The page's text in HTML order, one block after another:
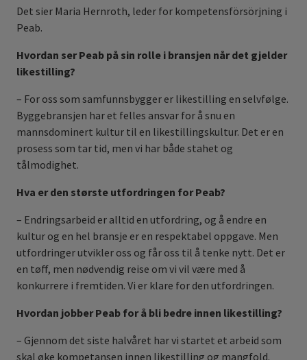
Det sier Maria Hernroth, leder for kompetensförsörjning i
Peab.
Hvordan ser Peab på sin rolle i bransjen når det gjelder
likestilling?
– For oss som samfunnsbygger er likestilling en selvfølge.
Byggebransjen har et felles ansvar for å snu en
mannsdominert kultur til en likestillingskultur. Det er en
prosess som tar tid, men vi har både stahet og
tålmodighet.
Hva er den største utfordringen for Peab?
– Endringsarbeid er alltid en utfordring, og å endre en
kultur og en hel bransje er en respektabel oppgave. Men
utfordringer utvikler oss og får oss til å tenke nytt. Det er
en tøff, men nødvendig reise om vi vil være med å
konkurrere i fremtiden. Vi er klare for den utfordringen.
Hvordan jobber Peab for å bli bedre innen likestilling?
– Gjennom det siste halvåret har vi startet et arbeid som
skal øke kompetansen innen likestilling og mangfold.